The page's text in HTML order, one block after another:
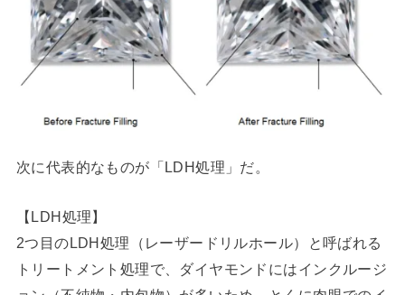
次に代表的なものが「LDH処理」だ。
【LDH処理】
2つ目のLDH処理（レーザードリルホール）と呼ばれる
トリートメント処理で、ダイヤモンドにはインクルージ